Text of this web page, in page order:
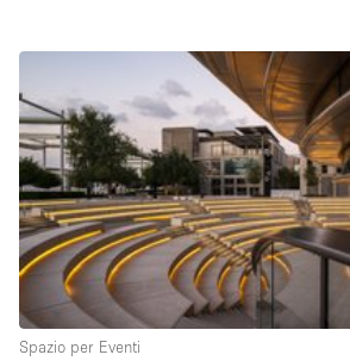
Licenza per Liquori
Livello strada
Luce Diurna
Magazzino
Parcheggio privato
Piano terra
Raw
Riscaldamento
Spazio per Eventi